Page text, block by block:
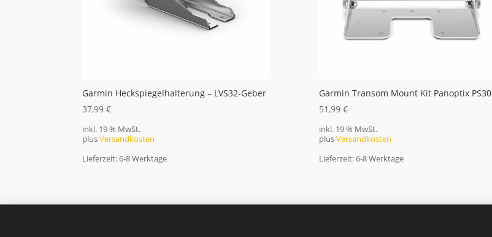
Garmin Heckspiegelhalterung – LVS32-Geber
37,99€
inkl. 19 % MwSt.
plusVersandkosten
Lieferzeit:6-8 Werktage
Garmin Transom Mount Kit Panoptix PS30
51,99 €
inkl. 19 % MwSt.
plusVersandkosten
Lieferzeit:6-8 Werktage